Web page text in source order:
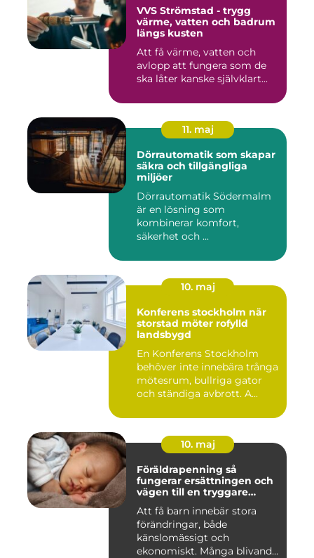
VVS Strömstad - trygg
värme, vatten och badrum
längs kusten
Att få värme, vatten och
avlopp att fungera som de
ska låter kanske självklart...
11. maj
Dörrautomatik som skapar
säkra och tillgängliga
miljöer
Dörrautomatik Södermalm
är en lösning som
kombinerar komfort,
säkerhet och ...
10. maj
Konferens stockholm när
storstad möter rofylld
landsbygd
En Konferens Stockholm
behöver inte innebära trånga
mötesrum, bullriga gator
och ständiga avbrott. A...
10. maj
Föräldrapenning så
fungerar ersättningen och
vägen till en tryggare
Att få barn innebär stora
förändringar, både
känslomässigt och
ekonomiskt. Många blivande